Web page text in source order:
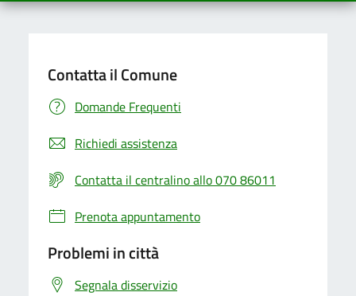
Contatta il Comune
Domande Frequenti
Richiedi assistenza
Contatta il centralino allo 070 86011
Prenota appuntamento
Problemi in città
Segnala disservizio